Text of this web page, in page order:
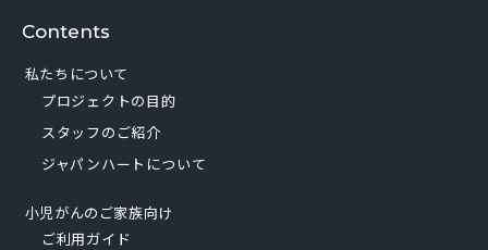
Contents
私たちについて
プロジェクトの目的
スタッフのご紹介
ジャパンハートについて
小児がんのご家族向け
ご利用ガイド